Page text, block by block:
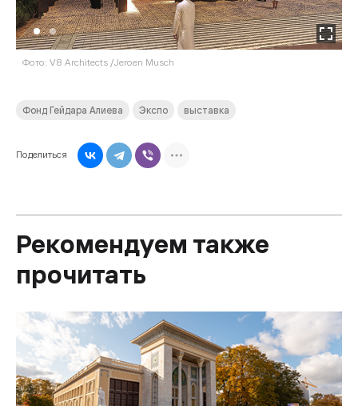
Фото: V8 Architects /Jeroen Musch
Фонд Гейдара Алиева Экспо выставка
Поделиться
Рекомендуем также
прочитать